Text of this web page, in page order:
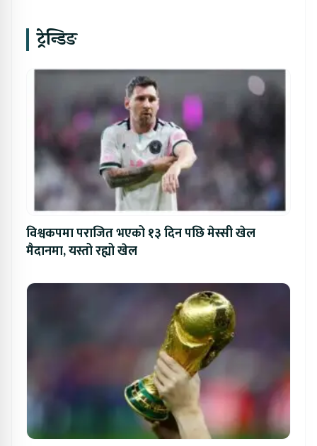
ट्रेन्डिङ
विश्वकपमा पराजित भएको १३ दिन पछि मेस्सी खेल
मैदानमा, यस्तो रह्यो खेल